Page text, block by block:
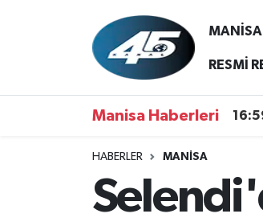
MANİSA
RESMİ
Manisa Haberleri
HABERLER MANİSA
MANİSA
Hava Durumu
Tüm Manşetler